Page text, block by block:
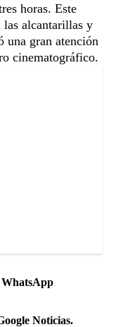
horas. Este
las alcantarillas y
una gran atención
cinematográfico.
WhatsApp
Noticias.